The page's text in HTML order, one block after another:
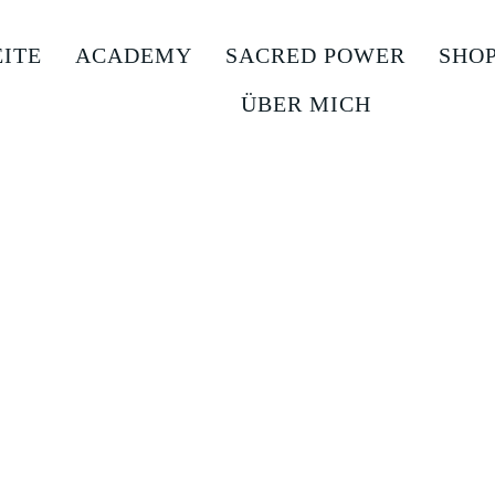
ACADEMY SACRED POWER
ÜBER MICH